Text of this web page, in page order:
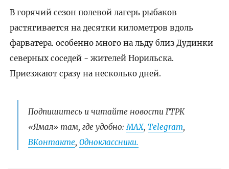
В горячий сезон полевой лагерь рыбаков
растягивается на десятки километров вдоль
фарватера. особенно много на льду близ Дудинки
северных соседей - жителей Норильска.
Приезжают сразу на несколько дней.
Подпишитесь и читайте новости ГТРК
«Ямал» там, где удобно: МАХ, Telegram,
ВКонтакте, Одноклассники.